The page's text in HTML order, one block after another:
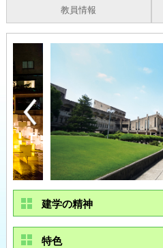
教員情報
建学の精神
特色